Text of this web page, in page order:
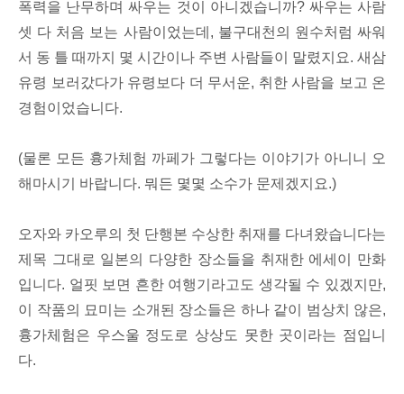
폭력을 난무하며 싸우는 것이 아니겠습니까? 싸우는 사람
셋 다 처음 보는 사람이었는데, 불구대천의 원수처럼 싸워
서 동 틀 때까지 몇 시간이나 주변 사람들이 말렸지요. 새삼
유령 보러갔다가 유령보다 더 무서운, 취한 사람을 보고 온
경험이었습니다.
(물론 모든 흉가체험 까페가 그렇다는 이야기가 아니니 오
해마시기 바랍니다. 뭐든 몇몇 소수가 문제겠지요.)
오자와 카오루의 첫 단행본 수상한 취재를 다녀왔습니다는
제목 그대로 일본의 다양한 장소들을 취재한 에세이 만화
입니다. 얼핏 보면 흔한 여행기라고도 생각될 수 있겠지만,
이 작품의 묘미는 소개된 장소들은 하나 같이 범상치 않은,
흉가체험은 우스울 정도로 상상도 못한 곳이라는 점입니
다.